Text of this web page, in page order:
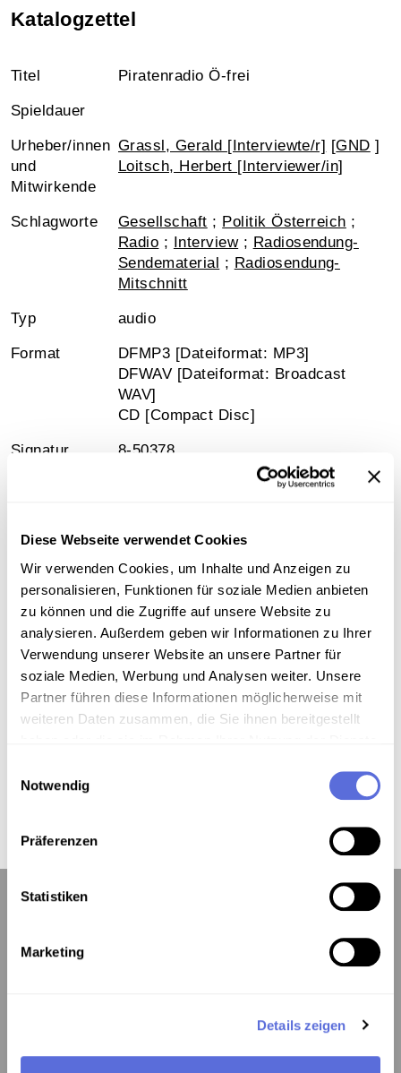
Diese Webseite verwendet Cookies
Wir verwenden Cookies, um Inhalte und Anzeigen zu
personalisieren, Funktionen für soziale Medien anbieten
zu können und die Zugriffe auf unsere Website zu
analysieren. Außerdem geben wir Informationen zu Ihrer
Verwendung unserer Website an unsere Partner für
soziale Medien, Werbung und Analysen weiter. Unsere
Partner führen diese Informationen möglicherweise mit
weiteren Daten zusammen, die Sie ihnen bereitgestellt
Notwendig
Präferenzen
Statistiken
Marketing
Details zeigen
Katalogzettel
Titel Piratenradio Ö-frei
Spieldauer
Urheber/innen
und
Mitwirkende
Grassl, Gerald [Interviewte/r] [GND ]
Loitsch, Herbert [Interviewer/in]
Schlagworte Gesellschaft ; Politik Österreich ;
Radio ; Interview; Radiosendung-
Sendematerial ; Radiosendung-
Mitschnitt
Typ audio
Format
DFMP3 [Dateiformat: MP3]
DFWAV [Dateiformat: Broadcast
WAV]
CD [Compact Disc]
Signatur 8-50378
Information
Inhalt
Piratenradio Ö-frei: 1. 1. Sendung Graz ; 2. 2.
Sendung Graz ; 3. Interview Gerald Grassl ; 4.
Interview Fritz "Auflauf"
Kontakt:
mediathek@mediathek.at